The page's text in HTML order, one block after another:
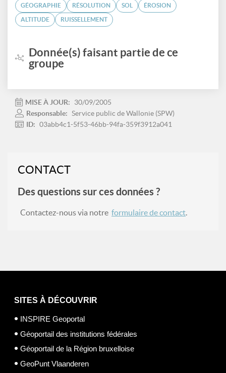
GÉOGRAPHIE RÉSOLUTION SOL ÉROSION
ALTITUDE RUISSELLEMENT
Donnée(s) faisant partie de ce
groupe
MISE À JOUR:
30/09/2005
Responsable: Service public de Wallonie (SPW)
ID: 03abb4c1-5f53-46bb-94fa-359f3912a041
CONTACT
Des questions sur ces données ?
Contactez-nous via notre formulaire de contact.
SITES À DÉCOUVRIR
INSPIRE Geoportal
Géoportail des institutions fédérales
Géoportail de la Région bruxelloise
GeoPunt Vlaanderen